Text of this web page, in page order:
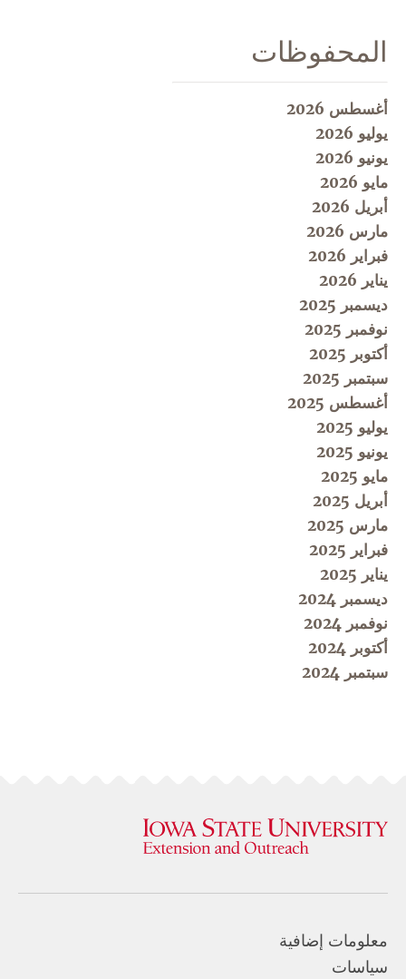
المحفوظات
أغسطس 2026
يوليو 2026
يونيو 2026
مايو 2026
أبريل 2026
مارس 2026
فبراير 2026
يناير 2026
ديسمبر 2025
نوفمبر 2025
أكتوبر 2025
سبتمبر 2025
أغسطس 2025
يوليو 2025
يونيو 2025
مايو 2025
أبريل 2025
مارس 2025
فبراير 2025
يناير 2025
ديسمبر 2024
نوفمبر 2024
أكتوبر 2024
سبتمبر 2024
معلومات إضافية
سياسات